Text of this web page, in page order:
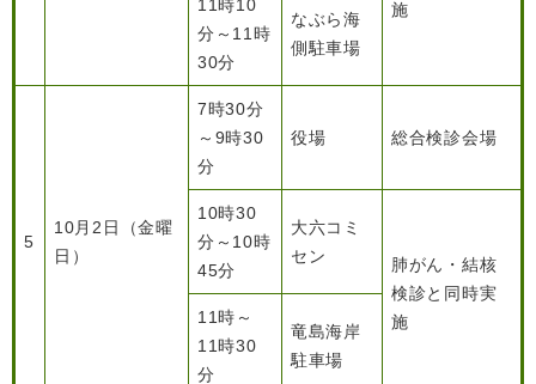
施
11時10
分～11時
30分
なぶら海
側駐車場
5
10月2日（金曜
日）
7時30分
～9時30
分
役場 総合検診会場
10時30
分～10時
45分
大六コミ
セン
肺がん・結核
検診と同時実
施
11時～
11時30
分
竜島海岸
駐車場